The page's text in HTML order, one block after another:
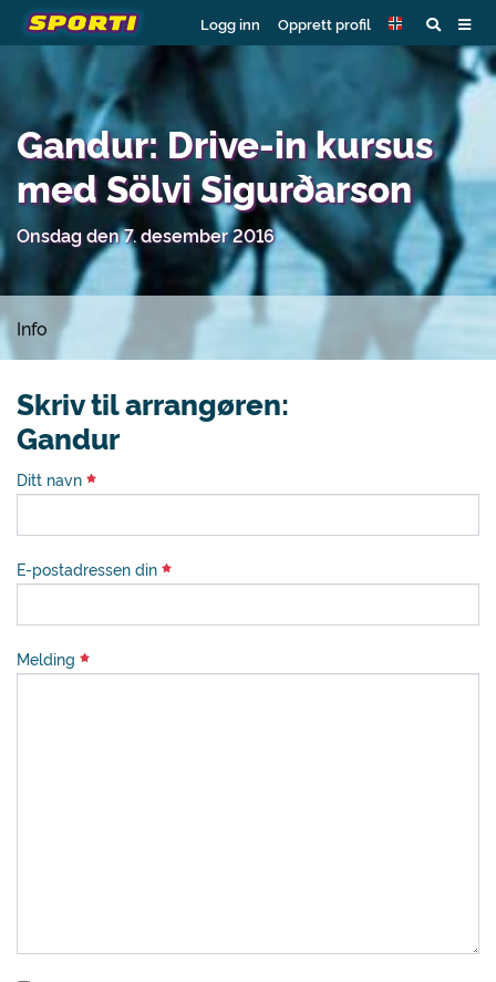
Logg inn Opprett profil
Gandur: Drive-in kursus
med Sölvi Sigurðarson
Onsdag den 7. desember 2016
Info
Skriv til arrangøren:
Gandur
Ditt navn
E-postadressen din
Melding